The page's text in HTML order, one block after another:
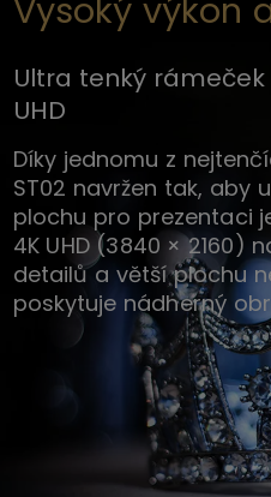
Vysoký výkon
Ultra tenký
UHD
Díky jednomu z
ST02 navržen tak, aby
plochu pro prezentaci
4K UHD (3840 × 2160)
detailů a větší plochu
poskytuje nádherný